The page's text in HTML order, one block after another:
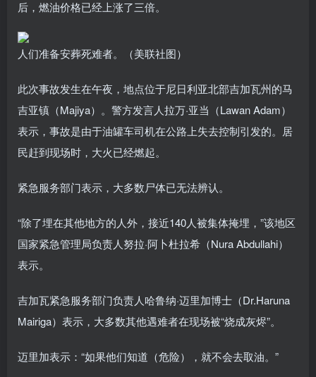
后，燃油价格已经上涨了三倍。
人们准备安葬死难者。（美联社图）
此次事故发生在午夜，地点位于尼日利亚北部吉加瓦州的马
吉亚镇（Majiya）。警方发言人拉万·亚当（Lawan Adam）
表示，事故是由于油罐车司机在公路上失去控制引发的。居
民赶到现场时，大火已经燃起。
紧急服务部门表示，大多数尸体已无法辨认。
“除了埋在其他地方的人外，接近140人被集体掩埋，”该地区
国家紧急管理局负责人努拉·阿卜杜拉希（Nura Abdullahi）
表示。
吉加瓦紧急服务部门负责人哈鲁纳·迈里加博士（Dr.Haruna
Mairiga）表示，大多数其他遇难者在现场被“烧成灰烬”。
迈里加表示：“如果他们知道（危险），就不会去取油。”